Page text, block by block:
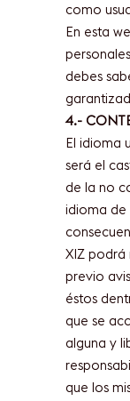
como
En esta
debes
4.-
El idioma
será el
de la no
idioma de
XIZ podrá
previo
éstos
que se
alguna y
que los